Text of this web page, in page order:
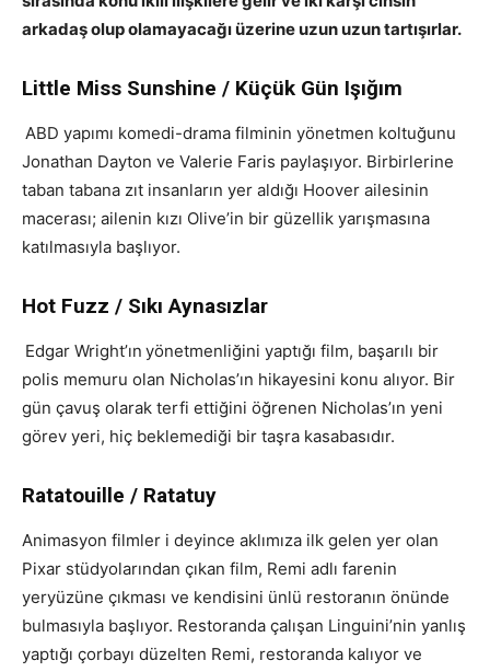
arkadaş olup olamayacağı üzerine uzun uzun tartışırlar.
Little Miss Sunshine / Küçük Gün Işığım
ABD yapımı komedi-drama filminin yönetmen koltuğunu
Jonathan Dayton ve Valerie Faris paylaşıyor. Birbirlerine
taban tabana zıt insanların yer aldığı Hoover ailesinin
macerası; ailenin kızı Olive’in bir güzellik yarışmasına
katılmasıyla başlıyor.
Hot Fuzz / Sıkı Aynasızlar
Edgar Wright’ın yönetmenliğini yaptığı film, başarılı bir
polis memuru olan Nicholas’ın hikayesini konu alıyor. Bir
gün çavuş olarak terfi ettiğini öğrenen Nicholas’ın yeni
görev yeri, hiç beklemediği bir taşra kasabasıdır.
Ratatouille / Ratatuy
Animasyon filmler i deyince aklımıza ilk gelen yer olan
Pixar stüdyolarından çıkan film, Remi adlı farenin
yeryüzüne çıkması ve kendisini ünlü restoranın önünde
bulmasıyla başlıyor. Restoranda çalışan Linguini’nin yanlış
yaptığı çorbayı düzelten Remi, restoranda kalıyor ve